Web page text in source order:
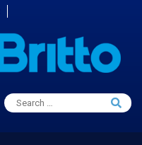
Search
for:
Search